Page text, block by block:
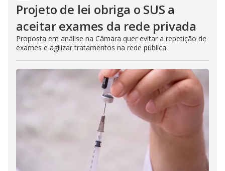
Projeto de lei obriga o SUS a
aceitar exames da rede privada
Proposta em análise na Câmara quer evitar a repetição de
exames e agilizar tratamentos na rede pública